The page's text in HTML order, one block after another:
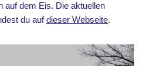
auf dem Eis. Die aktuellen
du aufdieser Webseite.